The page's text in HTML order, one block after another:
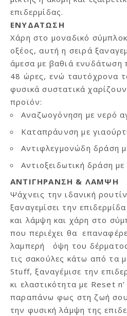
επιδερμίδας.
ΕΝΥΔΑΤΩΣΗ
Χάρη στο μοναδικό
οξέος, αυτή η σειρά
άμεσα με βαθιά ενυδάτωση
48 ώρες, ενώ ταυτόχρονα
φυσικά συστατικά
προϊόν:
Αναζωογόνηση με νερό
Καταπράυνση με
Αντιφλεγμονώδη δράση
Αντιοξειδωτική δράση
ΑΝΤΙΓΗΡΑΝΣΗ & ΛΑΜΨΗ
Ψάχνεις την ιδανική
ξαναγεμίσει την
και λάμψη και χάρη στο
που περιέχει θα
λαμπερή όψη του
τις σακούλες κάτω από τα
Stuff, ξαναγέμισε την
κι ελαστικότητα με Reset
παραπάνω φως στη ζωή
την φυσική λάμψη της